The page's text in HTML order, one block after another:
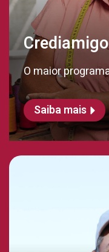
Crediamigo
O maior
Saiba mais